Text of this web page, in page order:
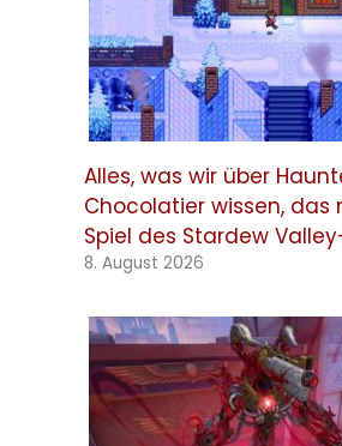
Alles, was wir über
Chocolatier wissen, das
Spiel des Stardew
8. August 2026